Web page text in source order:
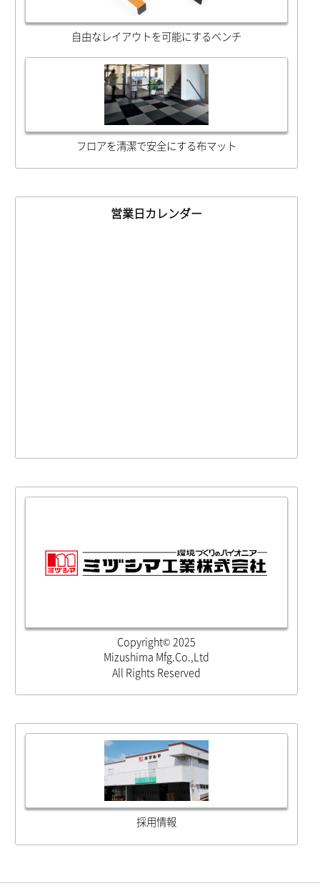
自由なレイアウトを可能にするベンチ
フロアを清潔で安全にする布マット
営業日カレンダー
Copyright© 2025
Mizushima Mfg.Co.,Ltd
All Rights Reserved
採用情報